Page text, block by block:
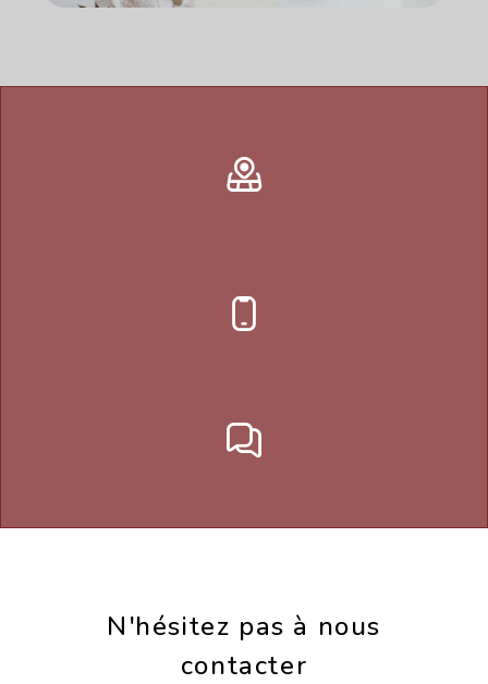
N'hésitez pas à nous
contacter